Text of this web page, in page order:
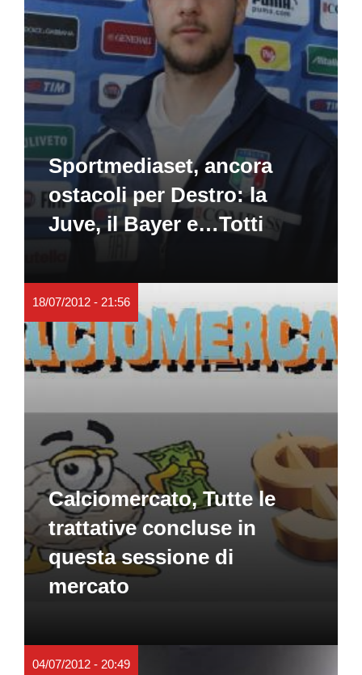
Sportmediaset, ancora
ostacoli per Destro: la
Juve, il Bayer e…Totti
18/07/2012 - 21:56
Calciomercato, Tutte le
trattative concluse in
questa sessione di
mercato
04/07/2012 - 20:49